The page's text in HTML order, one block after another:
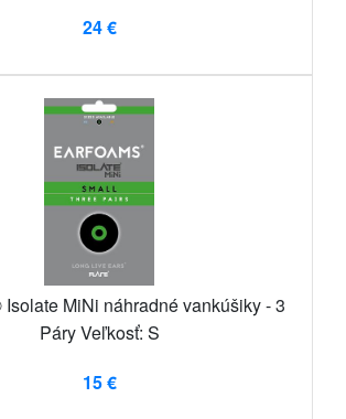
24 €
MiNi náhradné vankúšiky - 3
Páry Veľkosť: S
15 €